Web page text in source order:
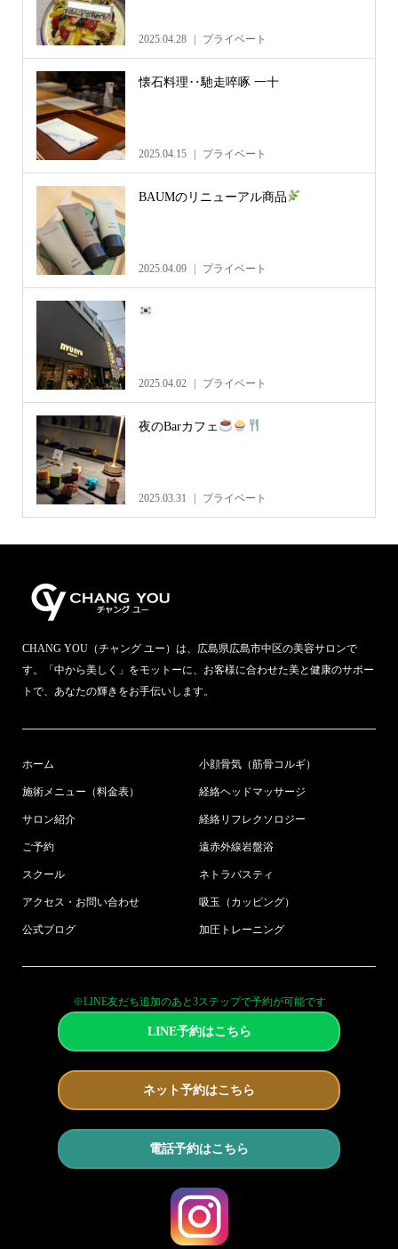
2025.04.28 プライベート
懐石料理‥馳走啐啄 一十
2025.04.15 プライベート
BAUMのリニューアル商品
2025.04.09 プライベート
2025.04.02 プライベート
夜のBarカフェ
2025.03.31 プライベート
CHANG YOU（チャング ユー）は、広島県広島市中区の美容サロンで
す。「中から美しく」をモットーに、お客様に合わせた美と健康のサポー
トで、あなたの輝きをお手伝いします。
ホーム
施術メニュー（料金表）
サロン紹介
ご予約
スクール
アクセス・お問い合わせ
公式ブログ
小顔骨気（筋骨コルギ）
経絡ヘッドマッサージ
経絡リフレクソロジー
遠赤外線岩盤浴
ネトラバスティ
吸玉（カッピング）
加圧トレーニング
※LINE友だち追加のあと3ステップで予約が可能です
LINE予約はこちら
ネット予約はこちら
電話予約はこちら